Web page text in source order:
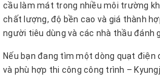
cầu làm mát trong nhiều môi trường
chất lượng, độ bền cao và giá thành
người tiêu dùng và các nhà thầu đánh
Nếu bạn đang tìm một dòng quạt
và phù hợp thi công công trình –